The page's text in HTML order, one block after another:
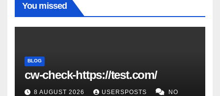
You missed
BLOG
cw-check-https://test.com/
8 AUGUST 2026 USERSPOSTS NO